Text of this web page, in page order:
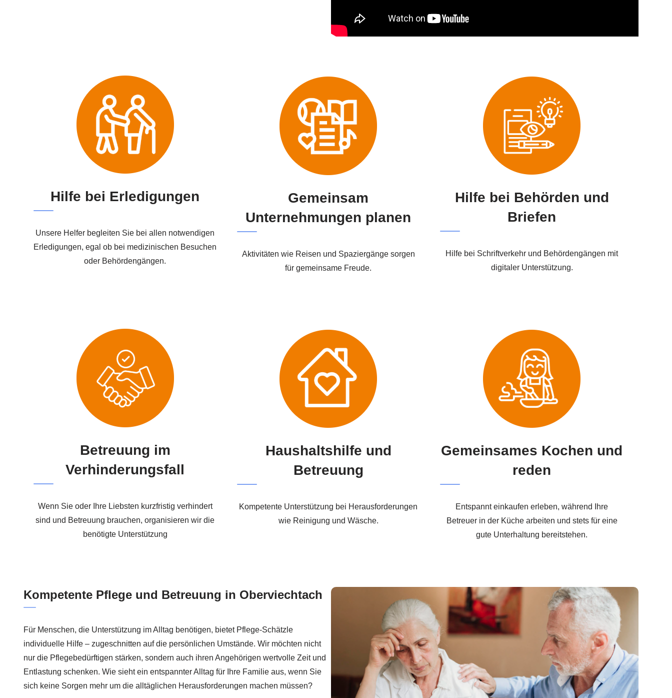
Hilfe bei Erledigungen
Unsere Helfer begleiten Sie bei allen notwendigen
Erledigungen, egal ob bei medizinischen Besuchen
oder Behördengängen.
Gemeinsam
Unternehmungen planen
Aktivitäten wie Reisen und Spaziergänge sorgen
für gemeinsame Freude.
Hilfe bei Behörden und
Briefen
Hilfe bei Schriftverkehr und Behördengängen mit
digitaler Unterstützung.
Betreuung im
Verhinderungsfall
Wenn Sie oder Ihre Liebsten kurzfristig verhindert
sind und Betreuung brauchen, organisieren wir die
benötigte Unterstützung
Haushaltshilfe und
Betreuung
Kompetente Unterstützung bei Herausforderungen
wie Reinigung und Wäsche.
Gemeinsames Kochen und
reden
Entspannt einkaufen erleben, während Ihre
Betreuer in der Küche arbeiten und stets für eine
gute Unterhaltung bereitstehen.
Kompetente Pflege und Betreuung in Oberviechtach
Für Menschen, die Unterstützung im Alltag benötigen, bietet Pflege-Schätzle
individuelle Hilfe – zugeschnitten auf die persönlichen Umstände. Wir möchten nicht
nur die Pflegebedürftigen stärken, sondern auch ihren Angehörigen wertvolle Zeit und
Entlastung schenken. Wie sieht ein entspannter Alltag für Ihre Familie aus, wenn Sie
sich keine Sorgen mehr um die alltäglichen Herausforderungen machen müssen?